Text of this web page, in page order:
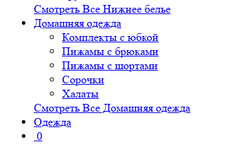
Смотреть Все Нижнее белье
Домашняя одежда
Комплекты с юбкой
Пижамы с брюками
Пижамы с шортами
Сорочки
Халаты
Смотреть Все Домашняя одежда
Одежда
0